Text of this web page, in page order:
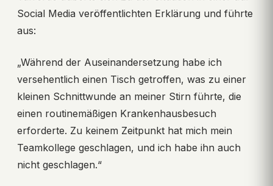
Social Media veröffentlichten Erklärung und führte
aus:
„Während der Auseinandersetzung habe ich
versehentlich einen Tisch getroffen, was zu einer
kleinen Schnittwunde an meiner Stirn führte, die
einen routinemäßigen Krankenhausbesuch
erforderte. Zu keinem Zeitpunkt hat mich mein
Teamkollege geschlagen, und ich habe ihn auch
nicht geschlagen.“